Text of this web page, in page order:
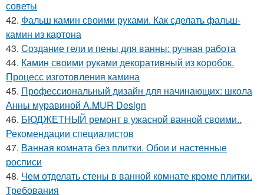
советы
42. Фальш камин своими руками. Как сделать фальш-
камин из картона
43. Создание гели и пены для ванны: ручная работа
44. Камин своими руками декоративный из коробок.
Процесс изготовления камина
45. Профессиональный дизайн для начинающих: школа
Анны муравиной A.MUR Design
46. БЮДЖЕТНЫЙ ремонт в ужасной ванной своими..
Рекомендации специалистов
47. Ванная комната без плитки. Обои и настенные
росписи
48. Чем отделать стены в ванной комнате кроме плитки.
Требования